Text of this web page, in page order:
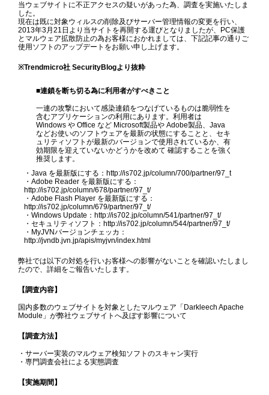
当ウェブサイトに不正アクセスの疑いがあった為、調査を実施いたしま
した。
現在は既に対象ウィルスの削除及びサーバー管理情報の変更を行い、
2013年3月21日より当サイトを再開する運びとなりましたが、PC保護
とマルウェア拡散防止の為お客様におかれましては、下記記事の通りご
使用ソフトのアップデートをお願い申し上げます。
※Trendmicro社 SecurityBlogより抜粋
■連鎖を断ち切る為に利用者がすべきこと
一連の攻撃において感染連鎖をつなげているものは脆弱性を
含むアプリケーションの利用にあります。利用者は
Windows や Office など Microsoft製品や Adobe製品、Java
などお使いのソフトウェアを最新の状態にすることと、セキ
ュリティソフトが最新のバージョンで使用されているか、有
効期限を迎えていないかどうかを改めて 確認することを強く
推奨します。
・Java を最新版にする：http://is702.jp/column/700/partner/97_t
・Adobe Reader を最新版にする：
http://is702.jp/column/678/partner/97_t/
・Adobe Flash Player を最新版にする：
http://is702.jp/column/679/partner/97_t/
・Windows Update：http://is702.jp/column/541/partner/97_t/
・セキュリティソフト：http://is702.jp/column/544/partner/97_t/
・MyJVNバージョンチェッカ：
http://jvndb.jvn.jp/apis/myjvn/index.html
弊社では以下の対処を行いお客様への影響がないことを確認いたしまし
たので、詳細をご報告いたします。
【調査内容】
国内多数のウェブサイトを対象としたマルウェア「Darkleech Apache
Module」が弊社ウェブサイトへ及ぼす影響について
【調査方法】
・サーバー実装のマルウェア検知ソフトのスキャン実行
・専門調査会社による実態調査
【実施期間】